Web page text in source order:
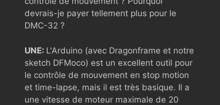
devrais-je payer tellement plus pour le
DMC-32 ?
UNE: L'Arduino (avec Dragonframe et notre
sketch DFMoco) est un excellent outil pour
le contrôle de mouvement en stop motion
et time-lapse, mais il est très basique. Il a
une vitesse de moteur maximale de 20